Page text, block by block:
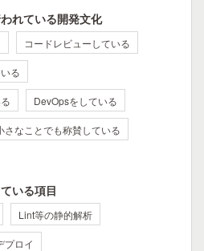
れている開発文化
コードレビューしている
る
DevOpsをしている
さなことでも称賛している
いる項目
Lint等の静的解析
プロイ